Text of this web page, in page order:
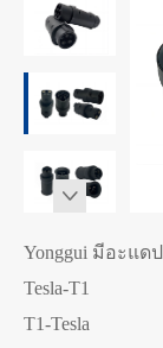

Yonggui มีอะแด
Tesla-T1
T1-Tesla